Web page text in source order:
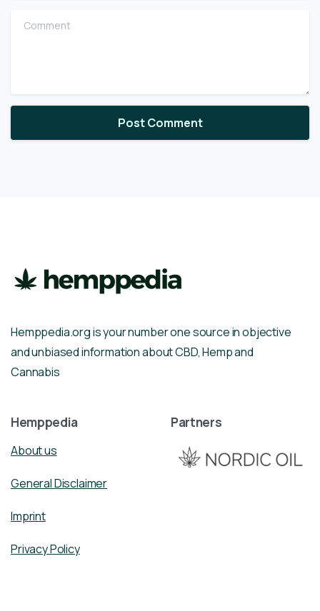
Comment
Hemppedia.org is your number one source in objective
and unbiased information about CBD, Hemp and
Cannabis
Hemppedia
About us
General Disclaimer
Imprint
Privacy Policy
Partners